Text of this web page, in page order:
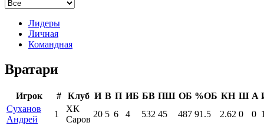
Лидеры
Личная
Командная
Вратари
Игрок # Клуб И В П ИБ БВ ПШ ОБ %ОБ КН Ш А
Суханов
Андрей
1
ХК
Саров
20 5 6 4 532 45 487 91.5 2.62 0 0